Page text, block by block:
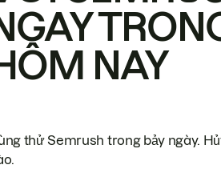
NAY
thử Semrush trong bảy ngày.